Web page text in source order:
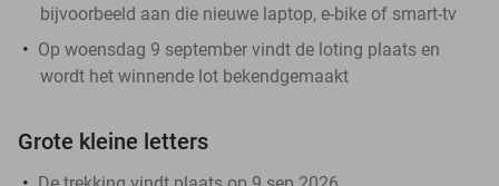
bijvoorbeeld aan die nieuwe laptop, e-bike of smart-tv
Op woensdag 9 september vindt de loting plaats en
wordt het winnende lot bekendgemaakt
Grote kleine letters